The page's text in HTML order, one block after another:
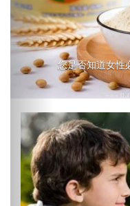
您是否知道女性